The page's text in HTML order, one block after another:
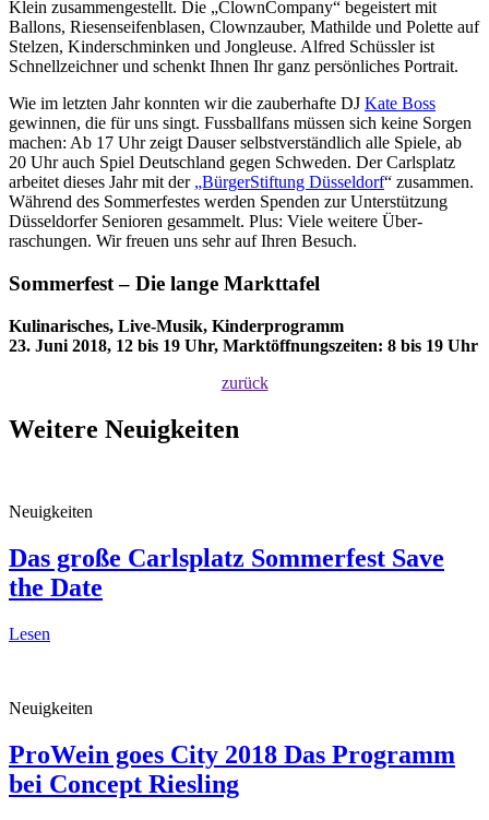
Klein zusammen­gestellt. Die „Clown­Company“ begeistert mit
Ballons, Riesen­seifen­blasen, Clownzauber, Mathilde und Polette auf
Stelzen, Kinder­schminken und Jongleuse. Alfred Schüssler ist
Schnellzeichner und schenkt Ihnen Ihr ganz persönliches Portrait.
Wie im letzten Jahr konnten wir die zauberhafte DJ Kate Boss
gewinnen, die für uns singt. Fussball­fans müssen sich keine Sorgen
machen: Ab 17 Uhr zeigt Dauser selbstverständlich alle Spiele, ab
20 Uhr auch Spiel Deutsch­land gegen Schweden. Der Carlsplatz
arbeitet dieses Jahr mit der „BürgerStiftung Düsseldorf“ zusammen.
Während des Sommer­festes werden Spenden zur Unter­stützung
Düsseldorfer Senioren gesammelt. Plus: Viele weitere Über­
raschungen. Wir freuen uns sehr auf Ihren Besuch.
Sommerfest – Die lange Markttafel
Kulinarisches, Live-Musik, Kinderprogramm
23. Juni 2018, 12 bis 19 Uhr, Marktöffnungszeiten: 8 bis 19 Uhr
zurück
Weitere Neuigkeiten
Neuigkeiten
Das große Carlsplatz Sommerfest Save
the Date
Lesen
Neuigkeiten
ProWein goes City 2018 Das Programm
bei Concept Riesling